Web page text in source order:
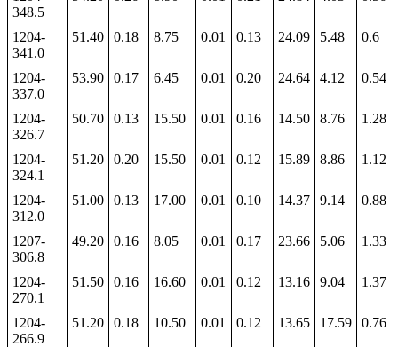
348.5
1204-
341.0
51.40 0.18 8.75 0.01 0.13 24.09 5.48 0.6
1204-
337.0
53.90 0.17 6.45 0.01 0.20 24.64 4.12 0.54
1204-
326.7
50.70 0.13 15.50 0.01 0.16 14.50 8.76 1.28
1204-
324.1
51.20 0.20 15.50 0.01 0.12 15.89 8.86 1.12
1204-
312.0
51.00 0.13 17.00 0.01 0.10 14.37 9.14 0.88
1207-
306.8
49.20 0.16 8.05 0.01 0.17 23.66 5.06 1.33
1204-
270.1
51.50 0.16 16.60 0.01 0.12 13.16 9.04 1.37
1204-
266.9
51.20 0.18 10.50 0.01 0.12 13.65 17.59 0.76